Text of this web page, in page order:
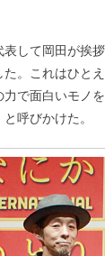
して岡田が挨
た。これはひと
力で面白いモノ
呼びかけた。